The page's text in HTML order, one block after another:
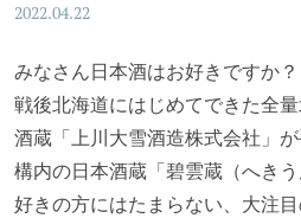
2022.04.22
みなさん日本酒はお好きですか
戦後北海道にはじめてできた全
酒蔵「上川大雪酒造株式会社」
構内の日本酒蔵「碧雲蔵（へき
好きの方にはたまらない、大注